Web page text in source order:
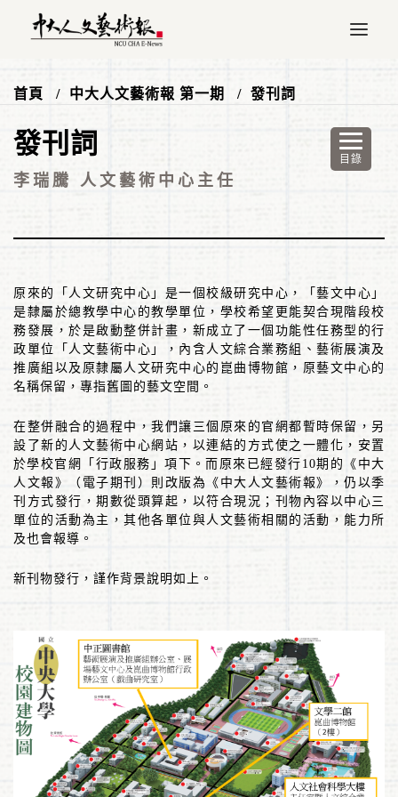
首頁 中大人文藝術報 第一期 發刊詞
發刊詞
李瑞騰 人文藝術中心主任
原來的「人文研究中心」是一個校級研究中心，「藝文中心」
是隸屬於總教學中心的教學單位，學校希望更能契合現階段校
務發展，於是啟動整併計畫，新成立了一個功能性任務型的行
政單位「人文藝術中心」，內含人文綜合業務組、藝術展演及
推廣組以及原隸屬人文研究中心的崑曲博物館，原藝文中心的
名稱保留，專指舊圖的藝文空間。
在整併融合的過程中，我們讓三個原來的官網都暫時保留，另
設了新的人文藝術中心網站，以連結的方式使之一體化，安置
於學校官網「行政服務」項下。而原來已經發行 10期的《中大
人文報》（電子期刊）則改版為《中大人文藝術報》，仍以季
刊方式發行，期數從頭算起，以符合現況；刊物內容以中心三
單位的活動為主，其他各單位與人文藝術相關的活動，能力所
及也會報導。
新刊物發行，謹作背景說明如上。